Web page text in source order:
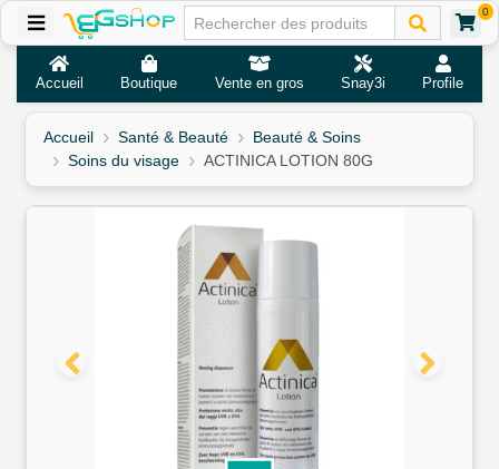
0
Accueil Boutique Vente en gros Snay3i Profile
Accueil Santé & Beauté
Beauté & Soins
Soins du visage
ACTINICA LOTION 80G